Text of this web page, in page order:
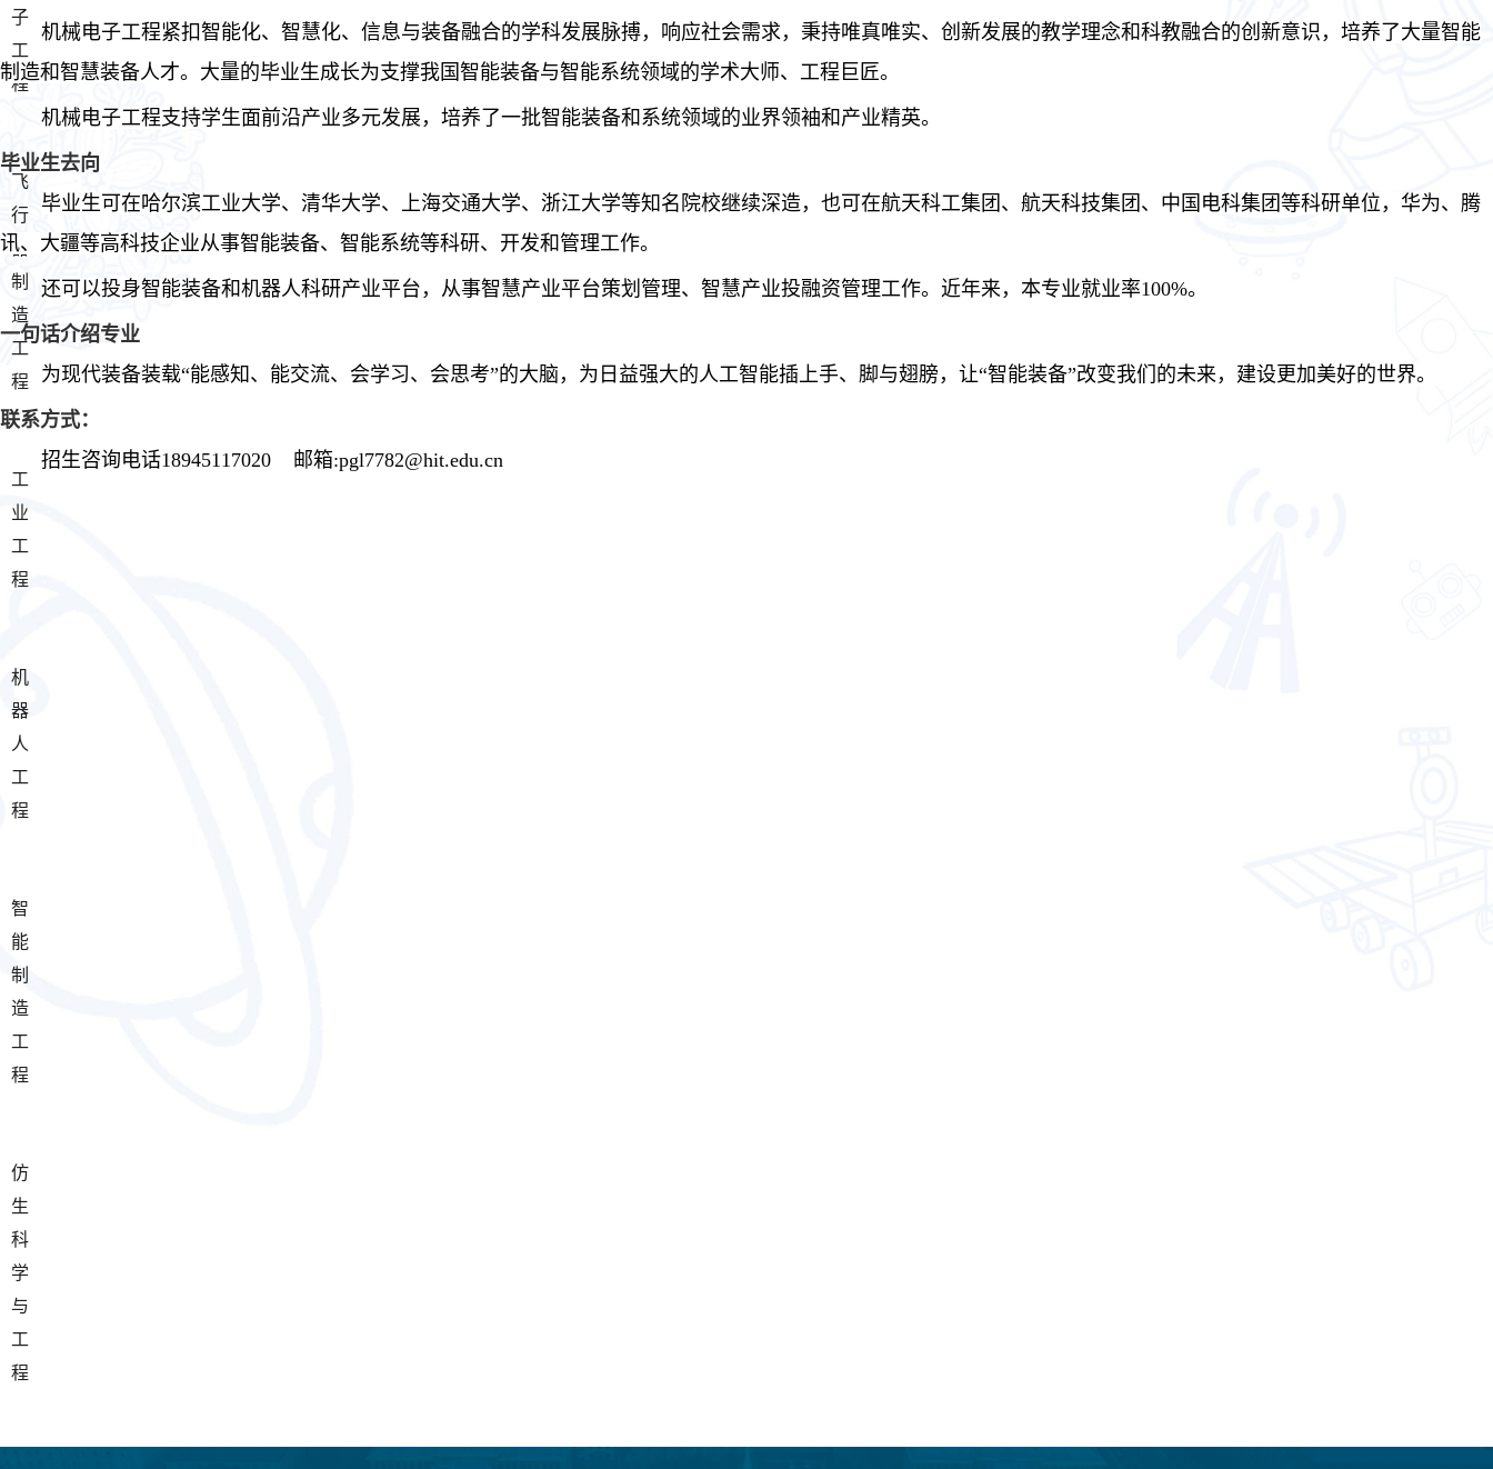
子
工
程
飞
行
器
制
造
工
程
工
业
工
程
机
器
人
工
程
智
能
制
造
工
程
仿
生
科
学
与
工
程
机械电子工程紧扣智能化、智慧化、信息与装备融合的学科发展脉搏，响应社会需求，秉持唯真唯实、创新发展的教学理念和科教融合的创新意识，培养了大量智能
制造和智慧装备人才。 大量的毕业生成长为支撑我国智能装备与智能系统领域的学术大师、工程巨匠。
机械电子工程支持学生面前沿产业多元发展，培养了一批智能装备和系统领域的业界领袖和产业精英。
毕业生去向
毕业生可在哈尔滨工业大学、 清华大学、上海交通大学、浙江大学等知名院校继续深造，也可在航天科工集团、航天科技集团 、中国电科集团等科研单位 ，华为、腾
讯、大疆等高科技企业从事智能装备、智能系统等科研、开发和管理工作。
还可以投身智能装备和机器人科研产业平台，从事智慧产业平台策划管理、智慧产业投融资管理工作。近年来，本专业就业率100%。
一句话介绍专业
为现代装备装载“能感知、能交流、会学习、会思考”的大脑，为日益强大的人工智能插上手、脚与翅膀，让“智能装备”改变我们的未来，建设更加美好的世界。
联系方式：
招生咨询电话18945117020 邮箱:pgl7782@hit.edu.cn